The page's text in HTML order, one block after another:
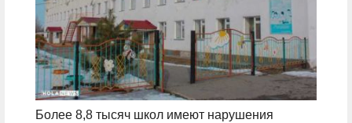
Более 8,8 тысяч школ имеют нарушения